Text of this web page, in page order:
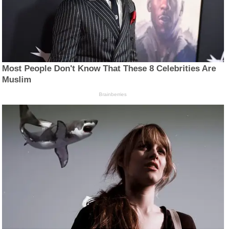
Most People Don't Know That These 8 Celebrities Are
Muslim
Brainberries